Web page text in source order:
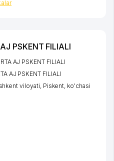
PSKENT FILIALI
AJ PSKENT FILIALI
AJ PSKENT FILIALI
viloyati Piskent ko'chasi